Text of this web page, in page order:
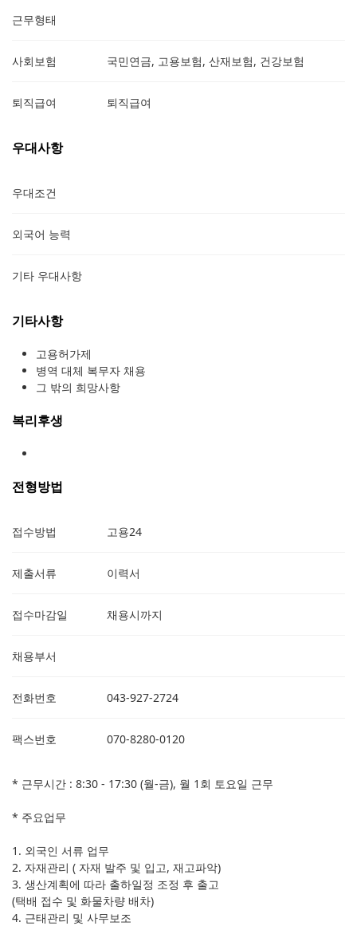
근무형태
사회보험 국민연금, 고용보험, 산재보험, 건강보험
퇴직급여 퇴직급여
우대사항
우대조건
외국어 능력
기타 우대사항
기타사항
고용허가제
병역 대체 복무자 채용
그 밖의 희망사항
복리후생
전형방법
접수방법 고용24
제출서류 이력서
접수마감일 채용시까지
채용부서
전화번호 043-927-2724
팩스번호 070-8280-0120
* 근무시간 : 8:30 - 17:30 (월-금), 월 1회 토요일 근무
* 주요업무
1. 외국인 서류 업무
2. 자재관리 ( 자재 발주 및 입고, 재고파악)
3. 생산계획에 따라 출하일정 조정 후 출고
(택배 접수 및 화물차량 배차)
4. 근태관리 및 사무보조